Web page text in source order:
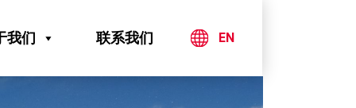
我们 联系我们 EN